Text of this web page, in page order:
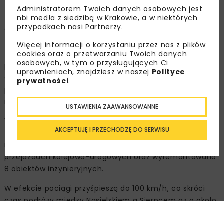
Od 15 czerwca 2025 r. pociągi wracają na odcinek Raciąż
– Sierpc remontowanej linii kolejowej nr 27 (Nasielsk –
Toruń Wschodni), łączącej Mazowsze z woj. kujawsko-
pomorskim. Dokończono prace związane z remontem 17
obiektów inżynieryjnych, wymianą nawierzchni na 33
rozjazdów.
W kwietniu 2025 r. zrealizowano prace na odcinku Płońsk
– Raciąż, gdzie m.in. naprawiono nawierzchnię peronów
przejazdach kolejowo-drogowych oraz wyremontowano
8 obiektów inżynieryjnych.
W efekcie pociągi przyśpieszą do 100 km/h, co skróci
Administratorem Twoich danych osobowych jest
nbi med!a z siedzibą w Krakowie, a w niektórych
przypadkach nasi Partnerzy.
Więcej informacji o korzystaniu przez nas z plików
cookies oraz o przetwarzaniu Twoich danych
osobowych, w tym o przysługujących Ci
uprawnieniach, znajdziesz w naszej Polityce
prywatności.
AKCEPTUJĘ I PRZECHODZĘ DO SERWISU
USTAWIENIA ZAAWANSOWANNE